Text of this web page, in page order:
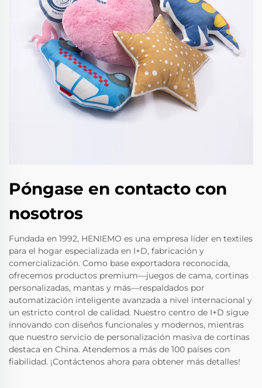
Póngase en contacto con
nosotros
Fundada en 1992, HENIEMO es una empresa líder en textiles
para el hogar especializada en I+D, fabricación y
comercialización. Como base exportadora reconocida,
ofrecemos productos premium—juegos de cama, cortinas
personalizadas, mantas y más—respaldados por
automatización inteligente avanzada a nivel internacional y
un estricto control de calidad. Nuestro centro de I+D sigue
innovando con diseños funcionales y modernos, mientras
que nuestro servicio de personalización masiva de cortinas
destaca en China. Atendemos a más de 100 países con
fiabilidad. ¡Contáctenos ahora para obtener más detalles!